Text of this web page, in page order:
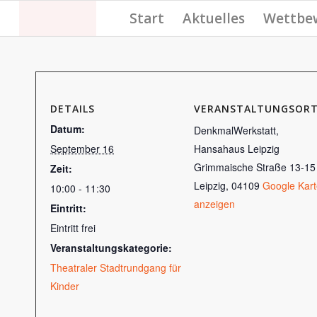
Start Aktuelles
DETAILS
Datum:
September 16
Zeit:
10:00 - 11:30
Eintritt:
Eintritt frei
Veranstaltungskategorie:
Theatraler Stadtrundgang für
Kinder
VERANSTALTUNGSORT
DenkmalWerkstatt,
Hansahaus Leipzig
Grimmaische Straße 13-15
Leipzig, 04109 Google
anzeigen